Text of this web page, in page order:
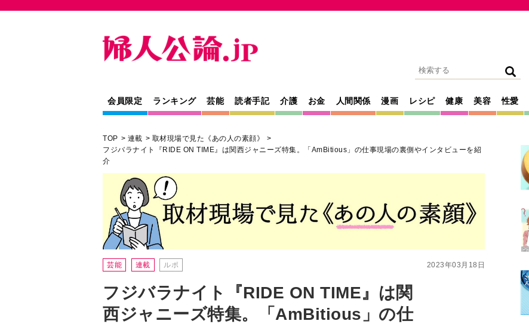
会員限定 ランキング 芸能 読者手記 介護 お金 人間関係 漫画 レシピ 健康 美容 性愛
TOP 連載
取材現場で見た《あの人の素顔》
フジバラナイト『RIDE ON TIME』は関西ジャニーズ特集。「AmBitious」の仕事現場の裏側やインタビューを紹
介
2023年03月18日
芸能 連載 ルポ
フジバラナイト『RIDE ON TIME』は関
西ジャニーズ特集。「AmBitious」の仕